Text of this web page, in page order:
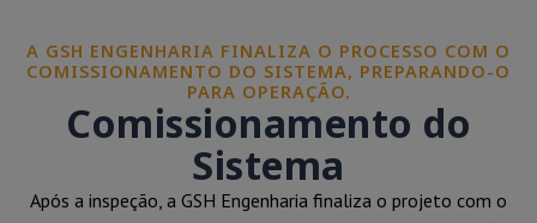
A GSH ENGENHARIA FINALIZA O PROCESSO COM O
COMISSIONAMENTO DO SISTEMA, PREPARANDO-O
PARA OPERAÇÃO.
Comissionamento do
Sistema
Após a inspeção, a GSH Engenharia finaliza o projeto com o